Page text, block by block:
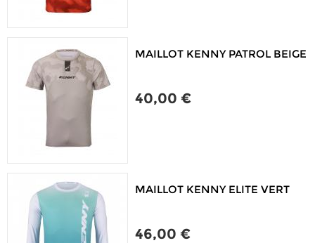
MAILLOT KENNY PATROL BEIGE
40,00 €
MAILLOT KENNY ELITE VERT
46,00 €